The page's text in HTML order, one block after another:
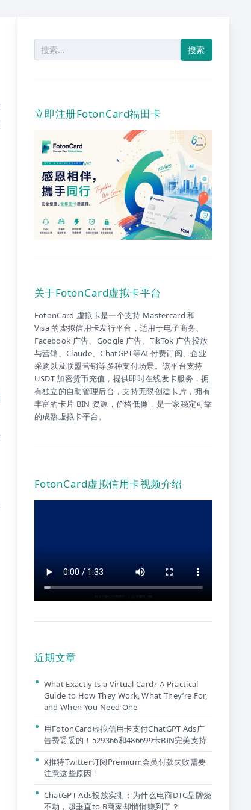
索：
立即注册FotonCard福田卡
关于FotonCard虚拟卡平台
FotonCard 虚拟卡是一个支持 Mastercard 和
Visa 的虚拟信用卡发行平台，适用于电子商务、
Facebook 广告、Google 广告、TikTok 广告投放
与营销、Claude、ChatGPT等AI 付费订阅、企业
采购以及联盟营销等多种支付场景。该平台支持
USDT 加密货币充值，提供即时在线发卡服务，拥
有独立的自助管理后台，支持无限创建卡片，拥有
丰富的卡片 BIN 资源，价格低廉，是一家稳定可靠
的成熟虚拟卡平台。
FotonCard虚拟信用卡视频介绍
近期文章
What Exactly Is a Virtual Card? A Practical
Guide to How They Work, What They’re For,
and When You Need One
用FotonCard虚拟信用卡支付ChatGPT Ads广
告费妥妥的！529366和486699卡BIN完美支持
X推特Twitter订阅Premium会员付款失败需要
注意这些原因！
ChatGPT Ads投放实测：为什么电商DTC品牌烧
不动，超垂直to B商家却悄悄赚到了？